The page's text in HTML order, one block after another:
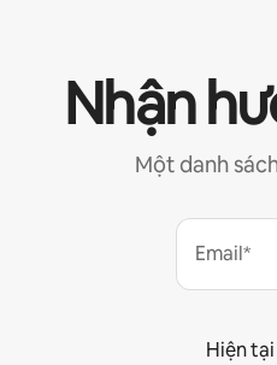
Nhận
Một danh
Email*
Hiện